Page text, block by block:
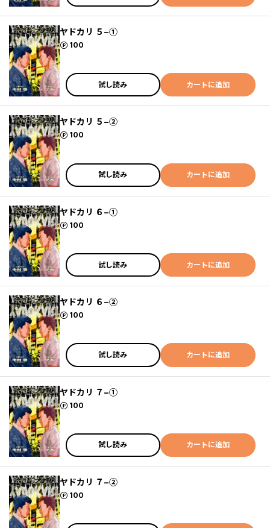
ヤドカリ ５−①
100
ポイント
試し読み カートに追加
ヤドカリ ５−②
100
ポイント
試し読み カートに追加
ヤドカリ ６−①
100
ポイント
試し読み カートに追加
ヤドカリ ６−②
100
ポイント
試し読み カートに追加
ヤドカリ ７−①
100
ポイント
試し読み カートに追加
ヤドカリ ７−②
100
ポイント